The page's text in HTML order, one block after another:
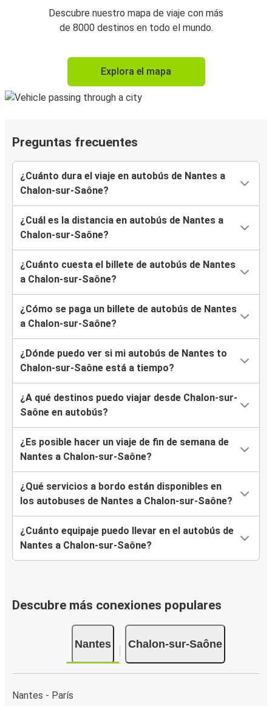
Descubre nuestro mapa de viaje con más
de 8000 destinos en todo el mundo.
Explora el mapa
Preguntas frecuentes
¿Cuánto dura el viaje en autobús de Nantes a
Chalon-sur-Saône?
¿Cuál es la distancia en autobús de Nantes a
Chalon-sur-Saône?
¿Cuánto cuesta el billete de autobús de Nantes
a Chalon-sur-Saône?
¿Cómo se paga un billete de autobús de Nantes
a Chalon-sur-Saône?
¿Dónde puedo ver si mi autobús de Nantes to
Chalon-sur-Saône está a tiempo?
¿A qué destinos puedo viajar desde Chalon-sur-
Saône en autobús?
¿Es posible hacer un viaje de fin de semana de
Nantes a Chalon-sur-Saône?
¿Qué servicios a bordo están disponibles en
los autobuses de Nantes a Chalon-sur-Saône?
¿Cuánto equipaje puedo llevar en el autobús de
Nantes a Chalon-sur-Saône?
Descubre más conexiones populares
Nantes Chalon-sur-Saône
Nantes - París